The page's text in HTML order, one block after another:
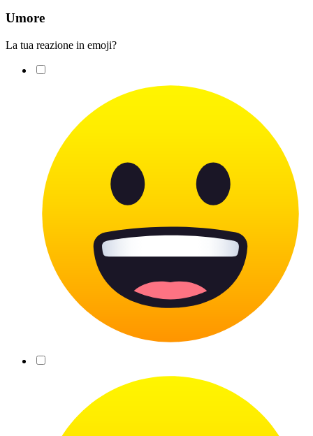
Umore
La tua reazione in emoji?